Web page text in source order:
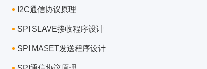
I2C通信协议原理
SPI SLAVE接收程序设计
SPI MASET发送程序设计